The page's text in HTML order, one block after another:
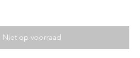
Niet op voorraad